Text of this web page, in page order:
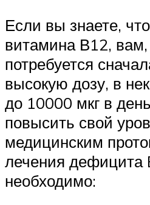
Если вы знаете,
витамина В12,
потребуется
высокую дозу, в
до 10000 мкг в
повысить свой
медицинским
лечения дефицита
необходимо: